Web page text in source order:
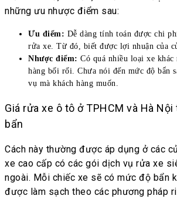
những ưu nhược điểm sau:
Ưu điểm: Dễ dàng tính toán được chi
rửa xe. Từ đó, biết được lợi nhuận của
Nhược điểm: Có quá nhiều loại xe khác
hàng bối rối. Chưa nói đến mức độ bẩn
vụ mà khách hàng muốn.
Giá rửa xe ô tô ở TPHCM và Hà
bẩn
Cách này thường được áp dụng ở các
xe cao cấp có các gói dịch vụ rửa xe
ngoài. Mỗi chiếc xe sẽ có mức độ bẩn
được làm sạch theo các phương pháp